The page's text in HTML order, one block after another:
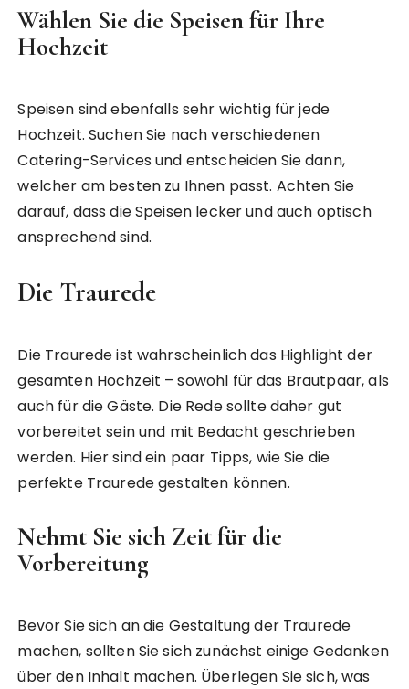
Wählen Sie die Speisen für Ihre
Hochzeit
Speisen sind ebenfalls sehr wichtig für jede
Hochzeit. Suchen Sie nach verschiedenen
Catering-Services und entscheiden Sie dann,
welcher am besten zu Ihnen passt. Achten Sie
darauf, dass die Speisen lecker und auch optisch
ansprechend sind.
Die Traurede
Die Traurede ist wahrscheinlich das Highlight der
gesamten Hochzeit – sowohl für das Brautpaar, als
auch für die Gäste. Die Rede sollte daher gut
vorbereitet sein und mit Bedacht geschrieben
werden. Hier sind ein paar Tipps, wie Sie die
perfekte Traurede gestalten können.
Nehmt Sie sich Zeit für die
Vorbereitung
Bevor Sie sich an die Gestaltung der Traurede
machen, sollten Sie sich zunächst einige Gedanken
über den Inhalt machen. Überlegen Sie sich, was